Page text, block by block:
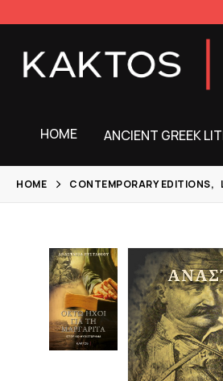
HOME ANCIENT GREEK
HOME CONTEMPORARY EDITIONS,